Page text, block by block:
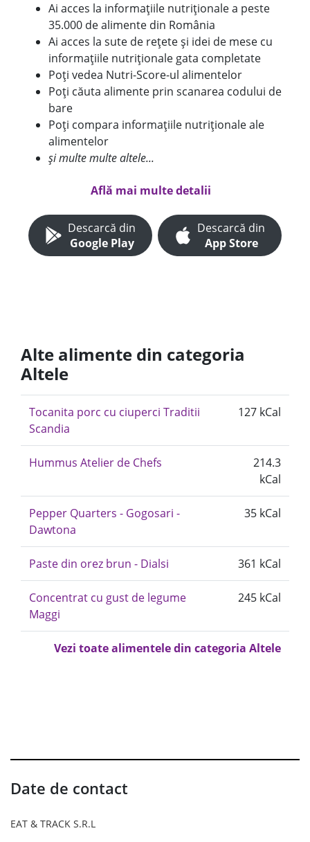
Ai acces la informațiile nutriționale a peste
35.000 de alimente din România
Ai acces la sute de rețete și idei de mese cu
informațiile nutriționale gata completate
Poți vedea Nutri-Score-ul alimentelor
Poți căuta alimente prin scanarea codului de
bare
Poți compara informațiile nutriționale ale
alimentelor
și multe multe altele...
Află mai multe detalii
Descarcă din
Google Play
Descarcă din
App Store
Alte alimente din categoria
Altele
Tocanita porc cu ciuperci Traditii
Scandia
127 kCal
Hummus Atelier de Chefs
214.3
kCal
Pepper Quarters - Gogosari -
Dawtona
35 kCal
Paste din orez brun - Dialsi 361 kCal
Concentrat cu gust de legume
Maggi
245 kCal
Vezi toate alimentele din categoria Altele
Date de contact
EAT & TRACK S.R.L